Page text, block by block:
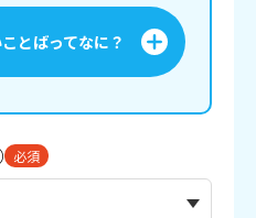
とばってなに？
必須